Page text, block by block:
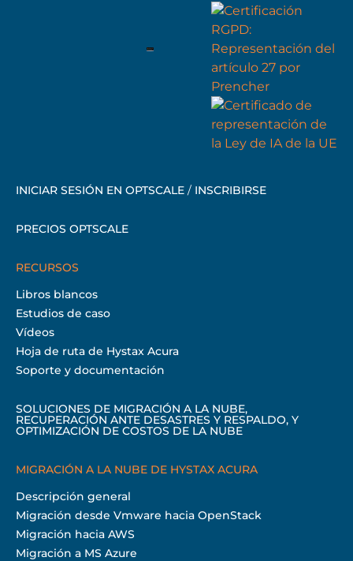
INICIAR SESIÓN EN OPTSCALE / INSCRIBIRSE
PRECIOS OPTSCALE
RECURSOS
Libros blancos
Estudios de caso
Vídeos
Hoja de ruta de Hystax Acura
Soporte y documentación
SOLUCIONES DE MIGRACIÓN A LA NUBE,
RECUPERACIÓN ANTE DESASTRES Y RESPALDO, Y
OPTIMIZACIÓN DE COSTOS DE LA NUBE
MIGRACIÓN A LA NUBE DE HYSTAX ACURA
Descripción general
Migración desde Vmware hacia OpenStack
Migración hacia AWS
Migración a MS Azure